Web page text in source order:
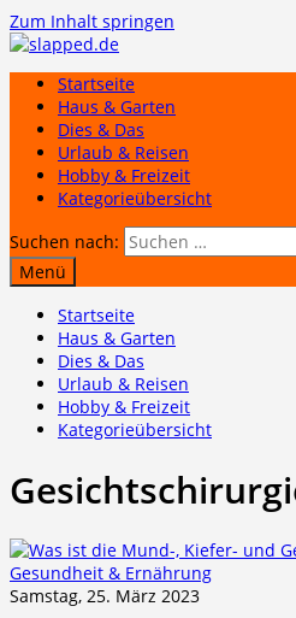
Zum Inhalt springen
Startseite
Haus & Garten
Dies & Das
Urlaub & Reisen
Hobby & Freizeit
Kategorieübersicht
Suchen nach:
Menü
Startseite
Haus & Garten
Dies & Das
Urlaub & Reisen
Hobby & Freizeit
Kategorieübersicht
Gesundheit & Ernährung
Samstag, 25. März 2023